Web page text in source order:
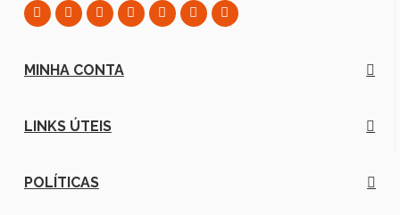
MINHA CONTA
LINKS ÚTEIS
POLÍTICAS